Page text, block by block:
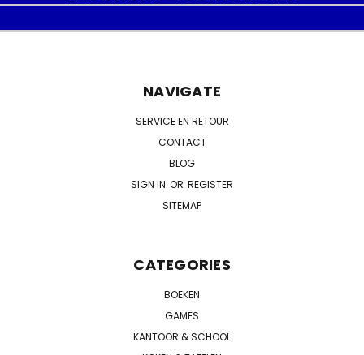
NAVIGATE
SERVICE EN RETOUR
CONTACT
BLOG
SIGN IN OR REGISTER
SITEMAP
CATEGORIES
BOEKEN
GAMES
KANTOOR & SCHOOL